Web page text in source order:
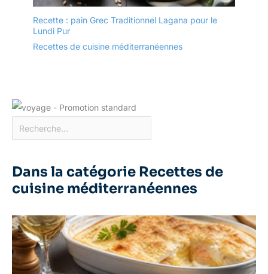
Recette : pain Grec Traditionnel Lagana pour le
Lundi Pur
Recettes de cuisine méditerranéennes
Dans la catégorie Recettes de
cuisine méditerranéennes